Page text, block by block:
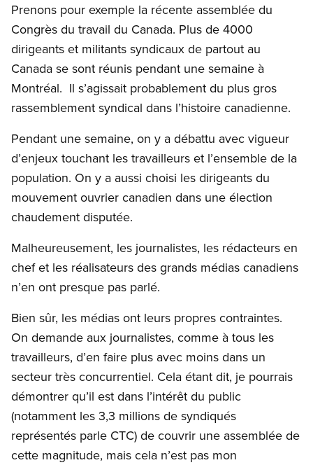
Prenons pour exemple la récente assemblée du
Congrès du travail du Canada. Plus de 4000
dirigeants et militants syndicaux de partout au
Canada se sont réunis pendant une semaine à
Montréal. Il s’agissait probablement du plus gros
rassemblement syndical dans l’histoire canadienne.
Pendant une semaine, on y a débattu avec vigueur
d’enjeux touchant les travailleurs et l’ensemble de la
population. On y a aussi choisi les dirigeants du
mouvement ouvrier canadien dans une élection
chaudement disputée.
Malheureusement, les journalistes, les rédacteurs en
chef et les réalisateurs des grands médias canadiens
n’en ont presque pas parlé.
Bien sûr, les médias ont leurs propres contraintes.
On demande aux journalistes, comme à tous les
travailleurs, d’en faire plus avec moins dans un
secteur très concurrentiel. Cela étant dit, je pourrais
démontrer qu’il est dans l’intérêt du public
(notamment les 3,3 millions de syndiqués
représentés parle CTC) de couvrir une assemblée de
cette magnitude, mais cela n’est pas mon